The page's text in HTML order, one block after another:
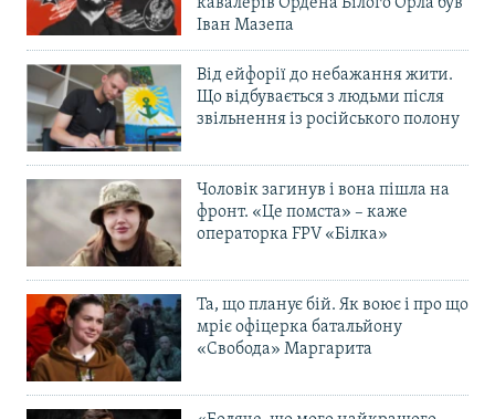
кавалерів Ордена Білого Орла був
Іван Мазепа
Від ейфорії до небажання жити.
Що відбувається з людьми після
звільнення із російського полону
Чоловік загинув і вона пішла на
фронт. «Це помста» – каже
операторка FPV «Білка»
Та, що планує бій. Як воює і про що
мріє офіцерка батальйону
«Свобода» Маргарита